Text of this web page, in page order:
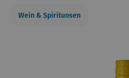
Wein & Spirituosen